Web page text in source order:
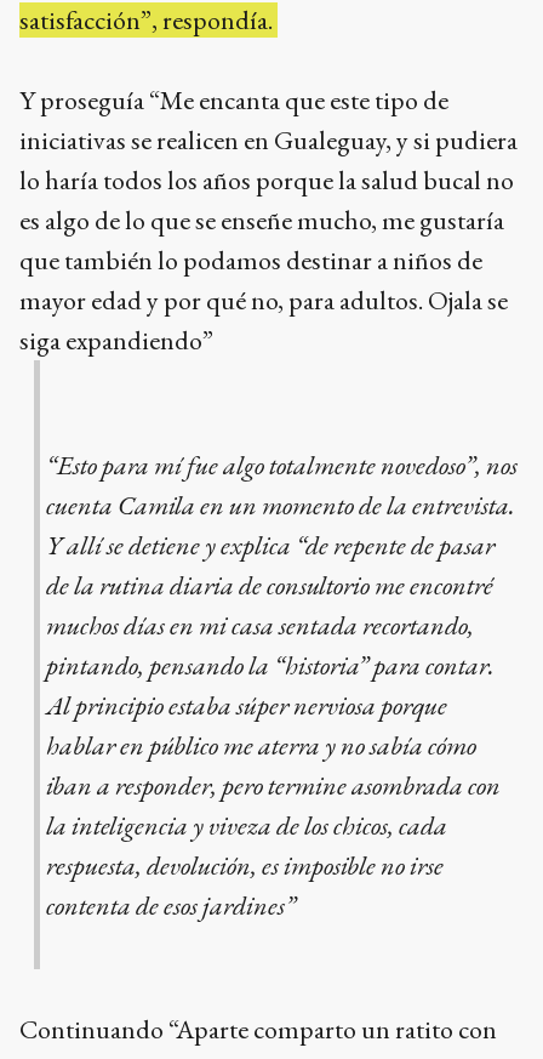
satisfacción”, respondía.
Y proseguía “Me encanta que este tipo de
iniciativas se realicen en Gualeguay, y si pudiera
lo haría todos los años porque la salud bucal no
es algo de lo que se enseñe mucho, me gustaría
que también lo podamos destinar a niños de
mayor edad y por qué no, para adultos. Ojala se
siga expandiendo”
“Esto para mí fue algo totalmente novedoso”, nos
cuenta Camila en un momento de la entrevista.
Y allí se detiene y explica “de repente de pasar
de la rutina diaria de consultorio me encontré
muchos días en mi casa sentada recortando,
pintando, pensando la “historia” para contar.
Al principio estaba súper nerviosa porque
hablar en público me aterra y no sabía cómo
iban a responder, pero termine asombrada con
la inteligencia y viveza de los chicos, cada
respuesta, devolución, es imposible no irse
contenta de esos jardines”
Continuando “Aparte comparto un ratito con